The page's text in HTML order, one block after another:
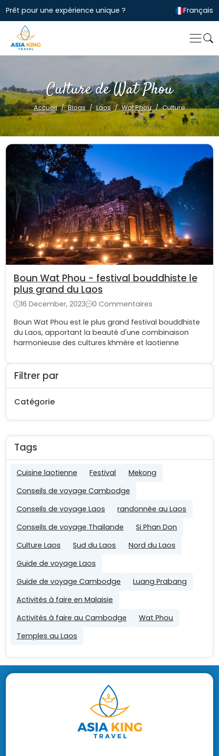
Prêt pour une expérience unique ? Français
Culture de Wat Phou
Accueil Blogs Laos Wat Phou Culture
Filtrer par
Catégorie
Tags
Cuisine laotienne Festival
Mekong
Conseils de voyage Cambodge
Conseils de voyage Laos
randonnée au Laos
Conseils de voyage Thailande
Si Phan Don
Culture Laos
Sud du Laos
Nord du Laos
Guide de voyage Laos
Guide de voyage Cambodge
Luang Prabang
Activités à faire en Malaisie
Activités à faire au Cambodge
Wat Phou
Temples au Laos
Boun Wat Phou - festival bouddhiste le
plus grand du Laos
16 December, 2023
0 Commentaires
Boun Wat Phou est le plus grand festival bouddhiste
du Laos, apportant la beauté d'une combinaison
harmonieuse des cultures khmère et laotienne